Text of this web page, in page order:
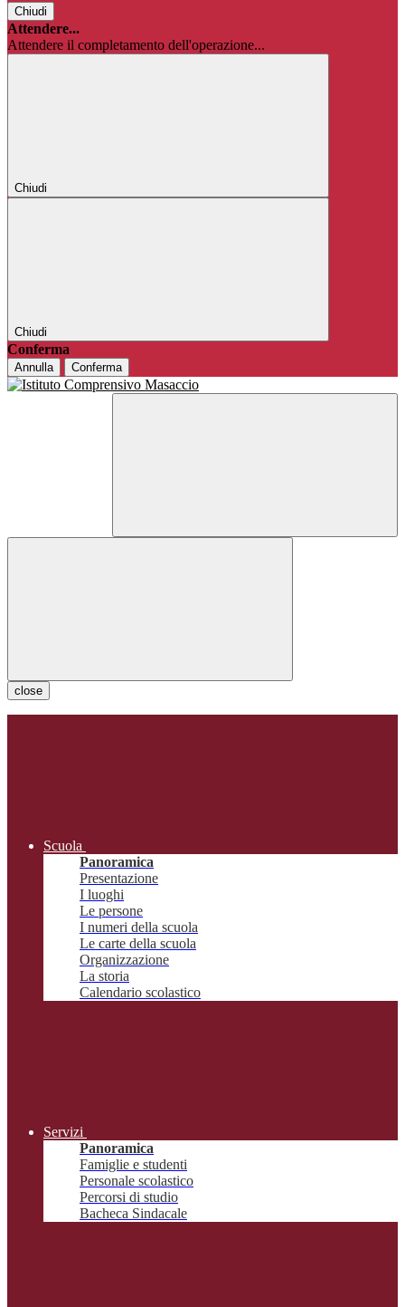
Chiudi
Attendere...
Attendere il completamento dell'operazione...
Chiudi
Chiudi
Conferma
Annulla Conferma
close
Scuola
Panoramica
Presentazione
I luoghi
Le persone
I numeri della scuola
Le carte della scuola
Organizzazione
La storia
Calendario scolastico
Servizi
Panoramica
Famiglie e studenti
Personale scolastico
Percorsi di studio
Bacheca Sindacale